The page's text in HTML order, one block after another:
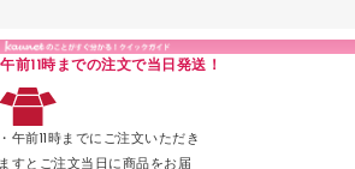
Ｚ式ファイル
２穴リフィル・２穴インデックス
印章用品
ラベル類
午前11時までの注文で当日発送！
午前11時までにご注文いただき
すとご注文当日に商品をお届